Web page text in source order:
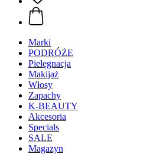
Marki
PODRÓŻE
Pielęgnacja
Makijaż
Włosy
Zapachy
K-BEAUTY
Akcesoria
Specials
SALE
Magazyn